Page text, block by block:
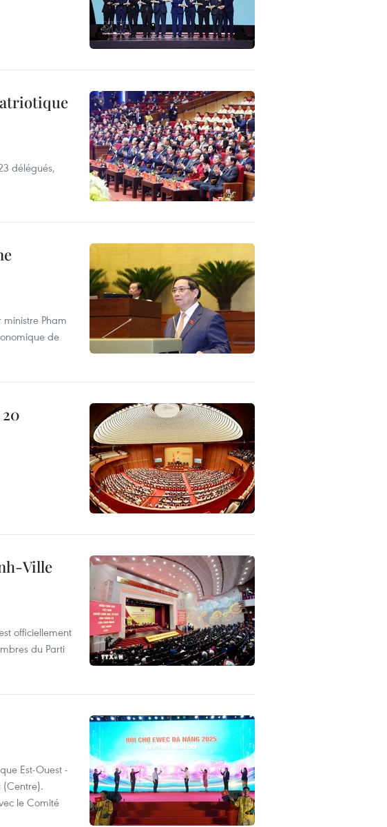
délégués,
ministre Pham
de
Ville
officiellement
du Parti
Est-Ouest -
(Centre).
le Comité